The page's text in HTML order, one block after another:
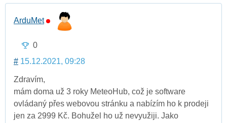
ArduMet
0
# 15.12.2021, 09:28
Zdravím,
mám doma už 3 roky MeteoHub, což je software
ovládaný přes webovou stránku a nabízím ho k prodeji
jen za 2999 Kč. Bohužel ho už nevyužiji. Jako